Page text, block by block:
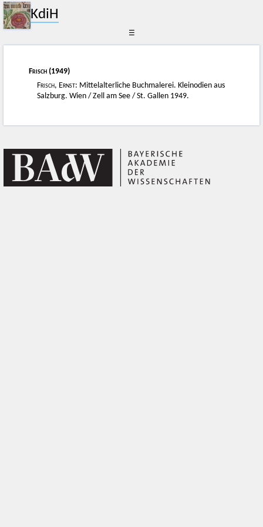
KdiH
☰
Frisch (1949)
Frisch, Ernst: Mittelalterliche Buchmalerei. Kleinodien aus
Salzburg. Wien / Zell am See / St. Gallen 1949.